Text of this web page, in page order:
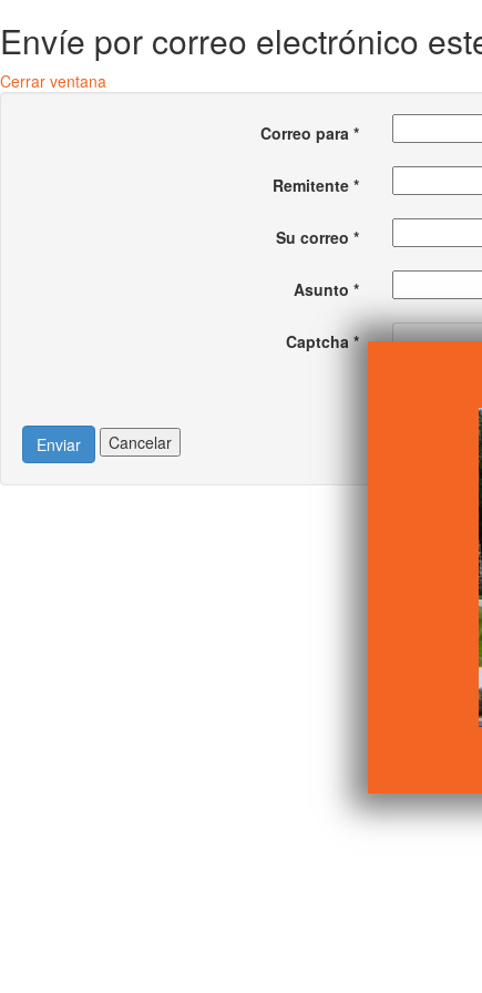
Envíe por correo electrónico
Cerrar ventana
Correo para*
Remitente*
Su correo *
Asunto *
Captcha*
Enviar Cancelar